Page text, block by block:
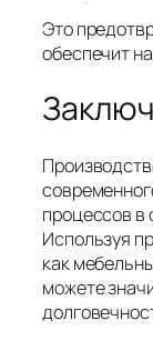
Это
обеспечит
процессов в
Используя
как
можете